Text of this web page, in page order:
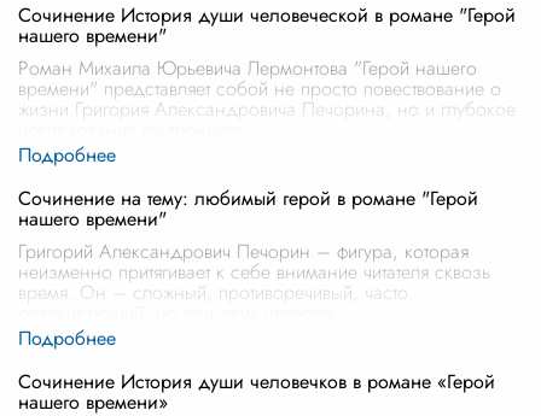
Сочинение История души человеческой в романе "Герой
нашего времени"
Роман Михаила Юрьевича Лермонтова "Герой нашего
времени" представляет собой не просто повествование о
жизни Григория Александровича Печорина, но и глубокое
Сочинение на тему: любимый герой в романе "Герой
нашего времени"
Григорий Александрович Печорин – фигура, которая
неизменно притягивает к себе внимание читателя сквозь
время. Он – сложный, противоречивый, часто
Сочинение История души человечков в романе «Герой
нашего времени»